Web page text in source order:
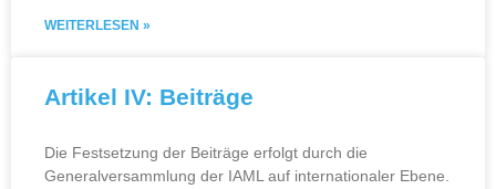
WEITERLESEN »
Artikel IV: Beiträge
Die Festsetzung der Beiträge erfolgt durch die
Generalversammlung der IAML auf internationaler Ebene.